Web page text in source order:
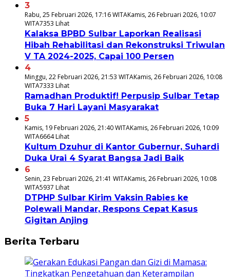
3
Rabu, 25 Februari 2026, 17:16 WITAKamis, 26 Februari 2026, 10:07
WITA7353 Lihat
Kalaksa BPBD Sulbar Laporkan Realisasi
Hibah Rehabilitasi dan Rekonstruksi Triwulan
V TA 2024-2025, Capai 100 Persen
4
Minggu, 22 Februari 2026, 21:53 WITAKamis, 26 Februari 2026, 10:08
WITA7333 Lihat
Ramadhan Produktif! Perpusip Sulbar Tetap
Buka 7 Hari Layani Masyarakat
5
Kamis, 19 Februari 2026, 21:40 WITAKamis, 26 Februari 2026, 10:09
WITA6664 Lihat
Kultum Dzuhur di Kantor Gubernur, Suhardi
Duka Urai 4 Syarat Bangsa Jadi Baik
6
Senin, 23 Februari 2026, 21:41 WITAKamis, 26 Februari 2026, 10:08
WITA5937 Lihat
DTPHP Sulbar Kirim Vaksin Rabies ke
Polewali Mandar, Respons Cepat Kasus
Gigitan Anjing
Berita Terbaru